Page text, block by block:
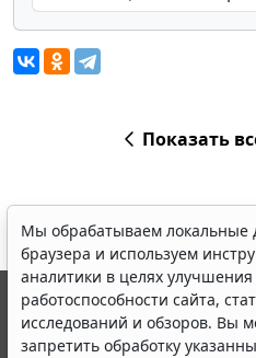
Показать
Мы обрабатываем локальные
браузера и используем
аналитики в целях
работоспособности сайта,
исследований и обзоров. Вы
запретить обработку
© ООО "НПП "ГАРАНТ-СЕРВИС",
выпускается с 1990 года.